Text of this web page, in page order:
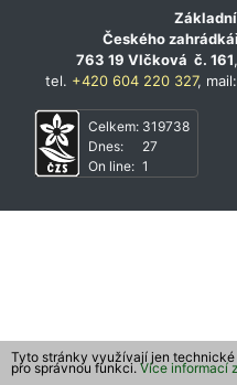
Českého
763 19 Vlčková č. 161
tel. +420 604 220 327, mail:
Celkem:
Dnes:
On line:
319738
27
1
Tyto stránky využívají jen
pro správnou funkci. Více informací